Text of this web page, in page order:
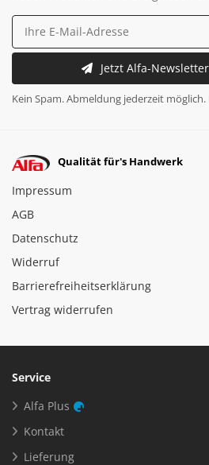
Jetzt Alfa-
Kein Spam. Abmeldung jederzeit möglich.
Qualität für's Handwerk
Impressum
AGB
Datenschutz
Widerruf
Barrierefreiheitserklärung
Vertrag widerrufen
Service
Alfa Plus
Kontakt
Lieferung